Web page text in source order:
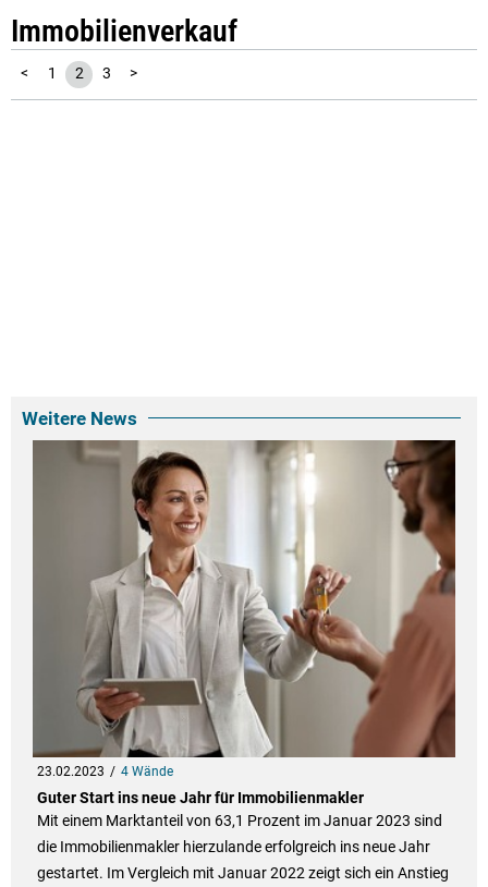
Immobilienverkauf
< 1 2 3 >
Weitere News
23.02.2023 4 Wände
Guter Start ins neue Jahr für Immobilienmakler
Mit einem Marktanteil von 63,1 Prozent im Januar 2023 sind
die Immobilienmakler hierzulande erfolgreich ins neue Jahr
gestartet. Im Vergleich mit Januar 2022 zeigt sich ein Anstieg